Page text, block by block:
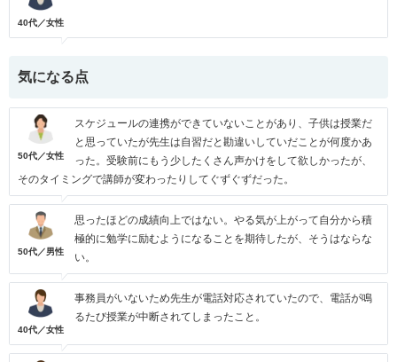
40代／女性
気になる点
50代／女性
スケジュールの連携ができていないことがあり、子供は授業だ
と思っていたが先生は自習だと勘違いしていだことが何度かあ
った。受験前にもう少したくさん声かけをして欲しかったが、
そのタイミングで講師が変わったりしてぐずぐずだった。
50代／男性
思ったほどの成績向上ではない。やる気が上がって自分から積
極的に勉学に励むようになることを期待したが、そうはならな
い。
40代／女性
事務員がいないため先生が電話対応されていたので、電話が鳴
るたび授業が中断されてしまったこと。